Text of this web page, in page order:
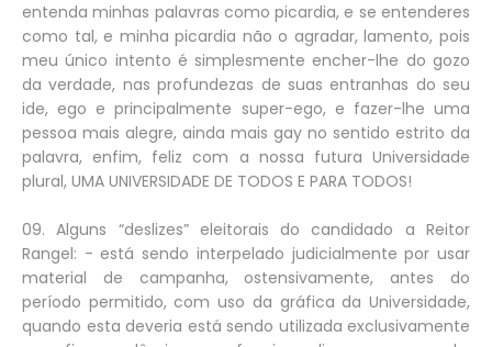
entenda minhas palavras como picardia, e se entenderes
como tal, e minha picardia não o agradar, lamento, pois
meu único intento é simplesmente encher-lhe do gozo
da verdade, nas profundezas de suas entranhas do seu
ide, ego e principalmente super-ego, e fazer-lhe uma
pessoa mais alegre, ainda mais gay no sentido estrito da
palavra, enfim, feliz com a nossa futura Universidade
plural, UMA UNIVERSIDADE DE TODOS E PARA TODOS!
09. Alguns “deslizes” eleitorais do candidado a Reitor
Rangel: - está sendo interpelado judicialmente por usar
material de campanha, ostensivamente, antes do
período permitido, com uso da gráfica da Universidade,
quando esta deveria está sendo utilizada exclusivamente